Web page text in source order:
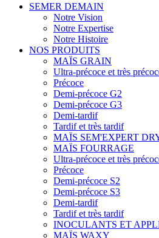
SEMER DEMAIN
Notre Vision
Notre Expertise
Notre Histoire
NOS PRODUITS
MAÏS GRAIN
Ultra-précoce et très
Précoce
Demi-précoce G2
Demi-précoce G3
Demi-tardif
Tardif et très tardif
MAÏS SEM'EXPERT
MAÏS FOURRAGE
Ultra-précoce et très
Précoce
Demi-précoce S2
Demi-précoce S3
Demi-tardif
Tardif et très tardif
INOCULANTS ET
MAÏS WAXY